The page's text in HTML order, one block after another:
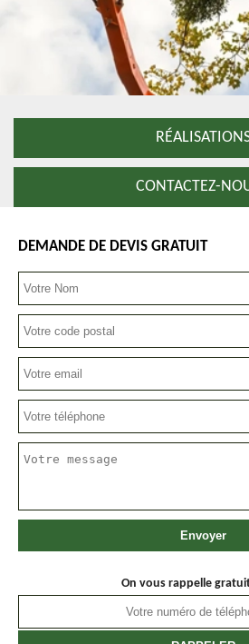
CONTACTEZ-
DEMANDE DE DEVIS GRATUIT
On vous rappelle